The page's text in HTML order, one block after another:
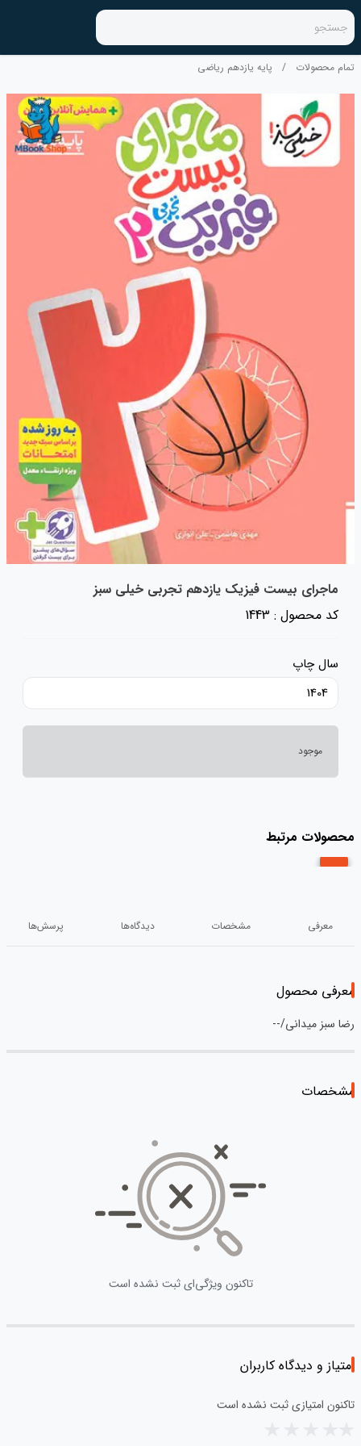
جستجو
تمام محصولات / پایه یازدهم ریاضی
ماجرای بیست فیزیک یازدهم تجربی خیلی سبز
کد محصول : 1443
سال چاپ
1404
موجود
محصولات مرتبط
معرفی مشخصات دیدگاه‌ها پرسش‌ها
معرفی محصول
رضا سبز میدانی/--
مشخصات
تاکنون ویژگی‌ای ثبت نشده است
امتیاز و دیدگاه کاربران
تاکنون امتیازی ثبت نشده است